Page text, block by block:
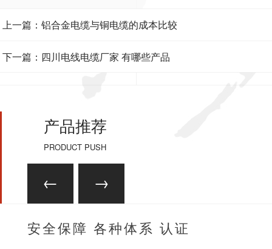
上一篇：铝合金电缆与铜电缆的成本比较
下一篇：四川电线电缆厂家 有哪些产品
产品推荐
PRODUCT PUSH
安全保障 各种体系 认证